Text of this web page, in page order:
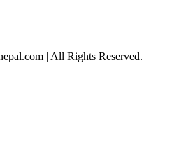
| All Rights Reserved.